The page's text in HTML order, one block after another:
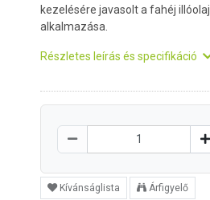
kezelésére javasolt a fahéj illóolaj
alkalmazása.
Részletes leírás és specifikáció
Kívánságlista Árfigyelő